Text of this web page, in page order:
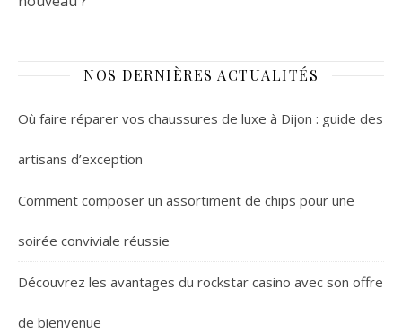
NOS DERNIÈRES ACTUALITÉS
Où faire réparer vos chaussures de luxe à Dijon : guide des
artisans d’exception
Comment composer un assortiment de chips pour une
soirée conviviale réussie
Découvrez les avantages du rockstar casino avec son offre
de bienvenue